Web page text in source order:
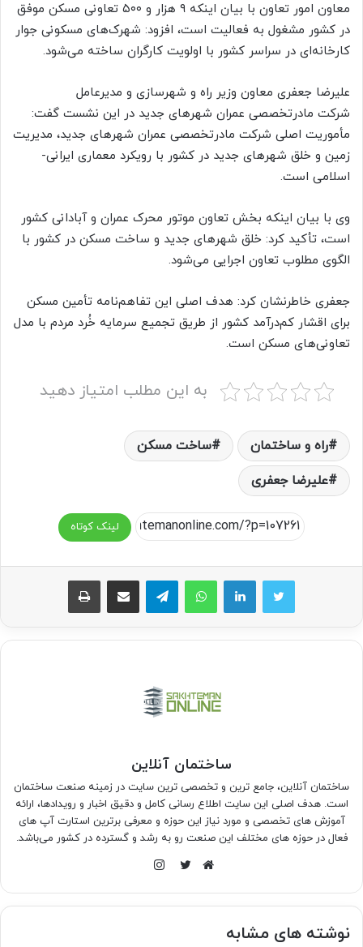
معاون امور تعاون با بیان اینکه ۹ هزار و ۵۰۰ تعاونی مسکن موفق
در کشور مشغول به فعالیت است، افزود: شهرک‌های مسکونی جوار
کارخانه‌ای در سراسر کشور با اولویت کارگران ساخته می‌شود.
علیرضا جعفری معاون وزیر راه و شهرسازی و مدیرعامل
شرکت مادرتخصصی عمران شهرهای جدید در این نشست گفت:
مأموریت اصلی شرکت مادرتخصصی عمران شهرهای جدید، مدیریت
زمین و خلق شهرهای جدید در کشور با رویکرد معماری ایرانی-
اسلامی است.
وی با بیان اینکه بخش تعاون موتور محرک عمران و آبادانی کشور
است، تأکید کرد: خلق شهرهای جدید و ساخت مسکن در کشور با
الگوی مطلوب تعاون اجرایی می‌شود.
جعفری خاطرنشان کرد: هدف اصلی این تفاهم‌نامه تأمین مسکن
برای اقشار کم‌درآمد کشور از طریق تجمیع سرمایه خُرد مردم با مدل
تعاونی‌های مسکن است.
به این مطلب امتیاز دهید
راه و ساختمان
ساخت مسکن
علیرضا جعفری
لینک کوتاه
واتس آپ تلگرام اشتراک گذاری از طریق ایمیل چاپ
ساختمان آنلاین
ساختمان آنلاین، جامع ترین و تخصصی ترین سایت در زمینه صنعت ساختمان
است. هدف اصلی این سایت اطلاع رسانی کامل و دقیق اخبار و رویدادها، ارائه
آموزش های تخصصی و مورد نیاز این حوزه و معرفی برترین استارت آپ های
فعال در حوزه های مختلف این صنعت رو به رشد و گسترده در کشور می‌باشد.
نوشته های مشابه